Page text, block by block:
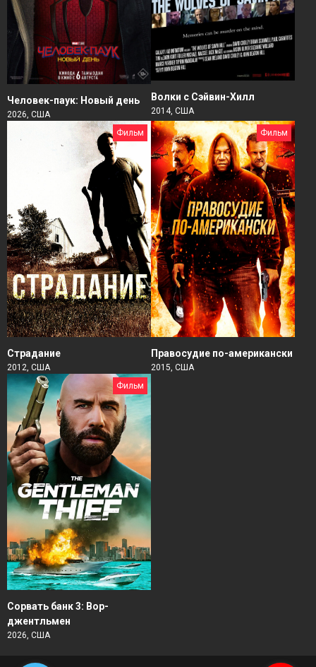
Человек-паук: Новый день
2026, США
Волки с Сэйвин-Хилл
2014, США
Фильм
Страдание
2012, США
Фильм
Правосудие по-американски
2015, США
Фильм
Сорвать банк 3: Вор-
джентльмен
2026, США